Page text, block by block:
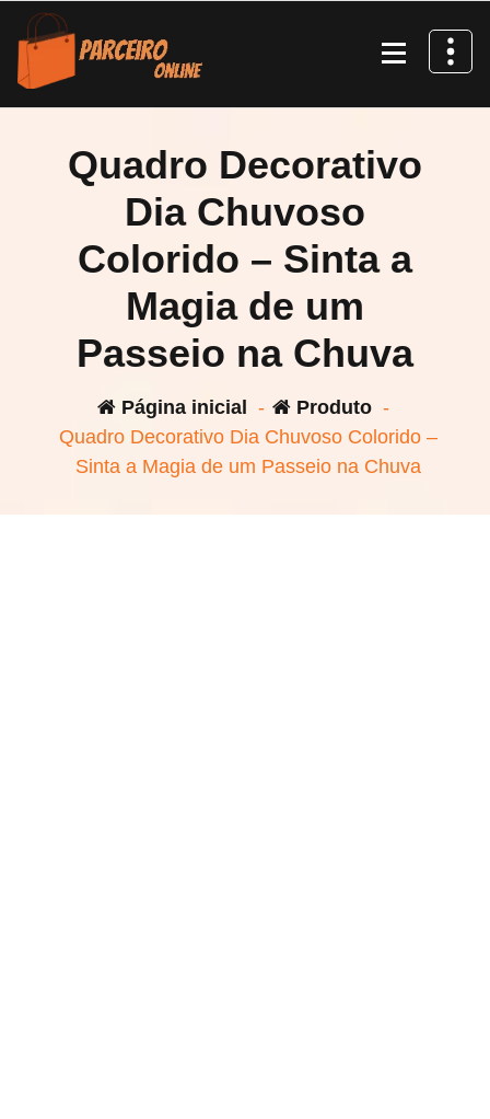
Pular
para
conteúdo
Quadro Decorativo
Dia Chuvoso
Colorido – Sinta a
Magia de um
Passeio na Chuva
Página inicial - Produto -
Quadro Decorativo Dia Chuvoso Colorido –
Sinta a Magia de um Passeio na Chuva